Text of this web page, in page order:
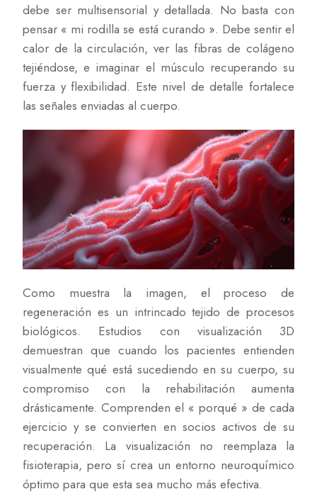
debe ser multisensorial y detallada. No basta con
pensar « mi rodilla se está curando ». Debe sentir el
calor de la circulación, ver las fibras de colágeno
tejiéndose, e imaginar el músculo recuperando su
fuerza y flexibilidad. Este nivel de detalle fortalece
las señales enviadas al cuerpo.
Como muestra la imagen, el proceso de
regeneración es un intrincado tejido de procesos
biológicos. Estudios con visualización 3D
demuestran que cuando los pacientes entienden
visualmente qué está sucediendo en su cuerpo, su
compromiso con la rehabilitación aumenta
drásticamente. Comprenden el « porqué » de cada
ejercicio y se convierten en socios activos de su
recuperación. La visualización no reemplaza la
fisioterapia, pero sí crea un entorno neuroquímico
óptimo para que esta sea mucho más efectiva.